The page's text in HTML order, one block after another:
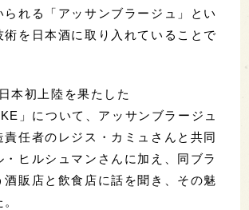
られる「アッサンブラージュ」とい
術を日本酒に取り入れていることで
本初上陸を果たした
」について、アッサンブラージュ
責任者のレジス・カミュさんと共同
ヒルシュマンさんに加え、同ブラ
酒販店と飲食店に話を聞き、その魅